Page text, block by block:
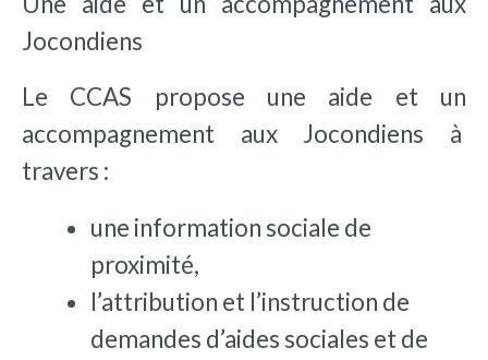
Jocondiens
Le CCAS propose une aide et un
accompagnement aux Jocondiens à
travers :
une information sociale de
proximité,
l’attribution et l’instruction de
demandes d’aides sociales et de